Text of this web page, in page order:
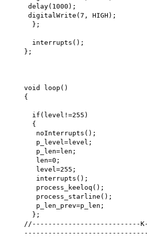
delay(1000);
digitalWrite(7, HIGH);
};
interrupts();
};
void loop()
{
if(level!=255)
{
noInterrupts();
p_level=level;
p_len=len;
len=0;
level=255;
interrupts();
process_keeloq();
process_starline();
p_len_prev=p_len;
};
//---------------------------